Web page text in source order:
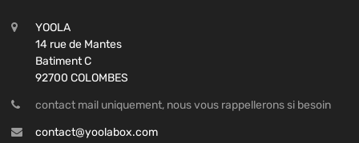
YOOLA
14 rue de Mantes
Batiment C
92700 COLOMBES
contact mail uniquement, nous vous rappellerons si besoin
contact@yoolabox.com